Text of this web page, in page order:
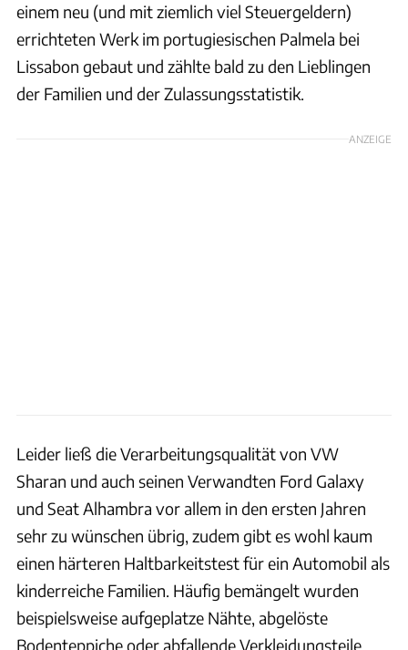
einem neu (und mit ziemlich viel Steuergeldern)
errichteten Werk im portugiesischen Palmela bei
Lissabon gebaut und zählte bald zu den Lieblingen
der Familien und der Zulassungsstatistik.
ANZEIGE
Leider ließ die Verarbeitungsqualität von VW
Sharan und auch seinen Verwandten Ford Galaxy
und Seat Alhambra vor allem in den ersten Jahren
sehr zu wünschen übrig, zudem gibt es wohl kaum
einen härteren Haltbarkeitstest für ein Automobil als
kinderreiche Familien. Häufig bemängelt wurden
beispielsweise aufgeplatze Nähte, abgelöste
Bodenteppiche oder abfallende Verkleidungsteile.